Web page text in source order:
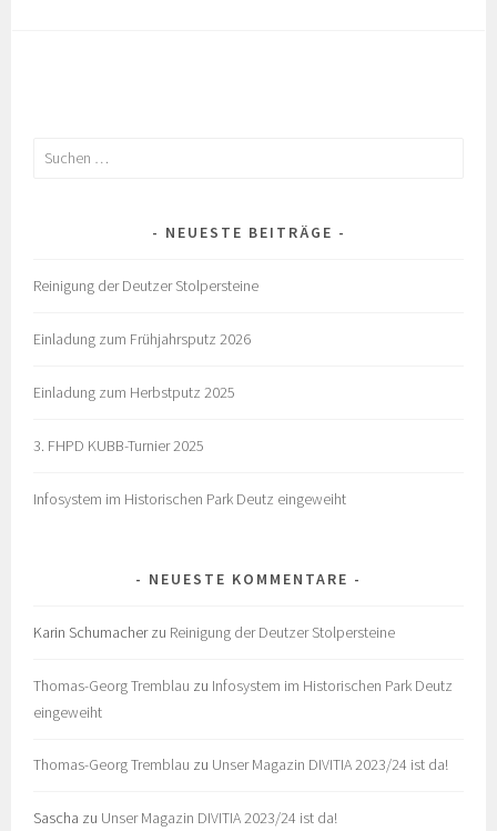
Suchen
NEUESTE BEITRÄGE
Reinigung der Deutzer Stolpersteine
Einladung zum Frühjahrsputz 2026
Einladung zum Herbstputz 2025
3. FHPD KUBB-Turnier 2025
Infosystem im Historischen Park Deutz eingeweiht
NEUESTE KOMMENTARE
Karin Schumacherzu Reinigung der Deutzer Stolpersteine
Thomas-Georg Tremblau zu Infosystem im Historischen Park Deutz
eingeweiht
Thomas-Georg Tremblau zu Unser Magazin DIVITIA 2023/24 ist da!
Sascha zu Unser Magazin DIVITIA 2023/24 ist da!